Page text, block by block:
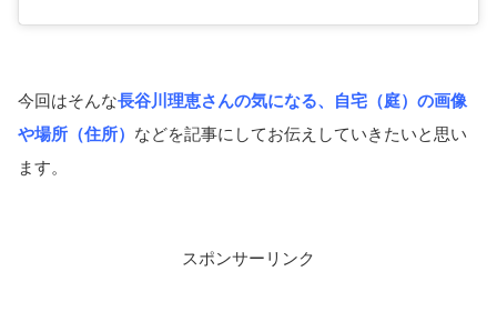
今回はそんな長谷川理恵さんの気になる、自宅（庭）の画像
や場所（住所） などを記事にしてお伝えしていきたいと思い
ます。
スポンサーリンク